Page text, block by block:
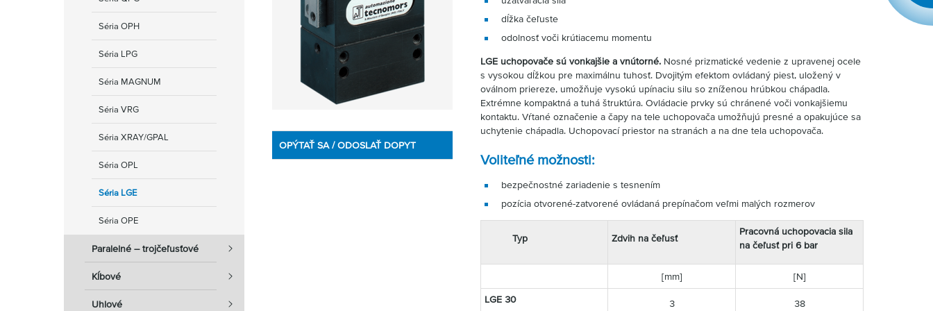
Séria OPH
Séria LPG
Séria MAGNUM
Séria VRG
Séria XRAY/GPAL
Séria OPL
Séria LGE
Séria OPE
Paralelné – trojčeľusťové
Kĺbové
Uhlové
OPÝTAŤ SA / ODOSLAŤ DOPYT
dĺžka čeľuste
odolnosť voči krútiacemu momentu
LGE uchopovače sú vonkajšie a vnútorné. Nosné prizmatické vedenie z upravenej ocele
s vysokou dĺžkou pre maximálnu tuhosť. Dvojitým efektom ovládaný piest, uložený v
oválnom priereze, umožňuje vysokú upínaciu silu so zníženou hrúbkou chápadla.
Extrémne kompaktná a tuhá štruktúra. Ovládacie prvky sú chránené voči vonkajšiemu
kontaktu. Vŕtané označenie a čapy na tele uchopovača umožňujú presné a opakujúce sa
uchytenie chápadla. Uchopovací priestor na stranách a na dne tela uchopovača.
Voliteľné možnosti:
bezpečnostné zariadenie s tesnením
pozícia otvorené-zatvorené ovládaná prepínačom veľmi malých rozmerov
Typ Zdvih na čeľusť
Pracovná uchopovacia sila
na čeľusť pri 6 bar
[mm] [N]
LGE 30 3 38